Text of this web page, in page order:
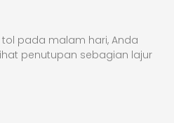
pada malam hari, Anda
penutupan sebagian lajur